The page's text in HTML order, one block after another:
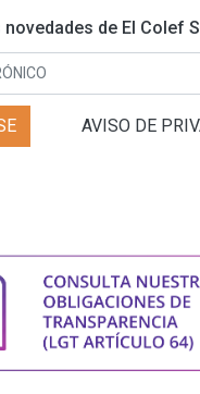
de El Colef
AVISO DE